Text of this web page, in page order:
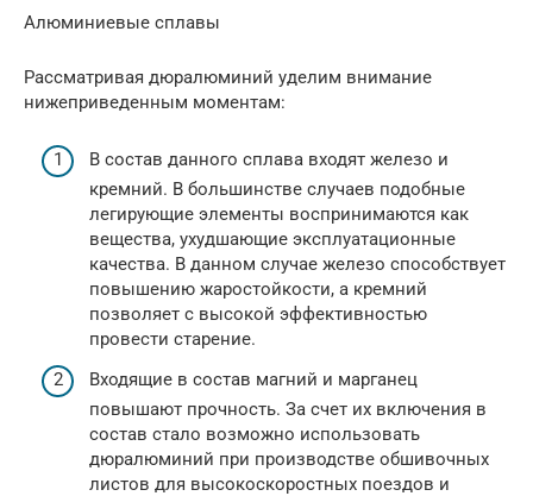
Алюминиевые сплавы
Рассматривая дюралюминий уделим внимание
нижеприведенным моментам:
В состав данного сплава входят железо и
кремний. В большинстве случаев подобные
легирующие элементы воспринимаются как
вещества, ухудшающие эксплуатационные
качества. В данном случае железо способствует
повышению жаростойкости, а кремний
позволяет с высокой эффективностью
провести старение.
Входящие в состав магний и марганец
повышают прочность. За счет их включения в
состав стало возможно использовать
дюралюминий при производстве обшивочных
листов для высокоскоростных поездов и